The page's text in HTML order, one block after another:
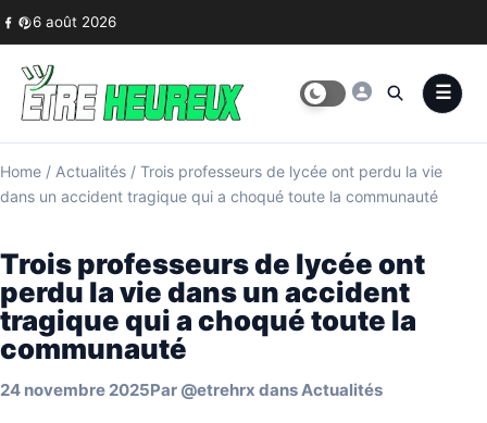
Skip to content
6 août 2026
Home / Actualités / Trois professeurs de lycée ont perdu la vie
dans un accident tragique qui a choqué toute la communauté
Trois professeurs de lycée ont
perdu la vie dans un accident
tragique qui a choqué toute la
communauté
24 novembre 2025Par @etrehrx dansActualités